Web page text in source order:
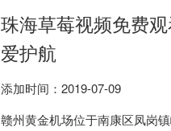
珠海草莓视频免费
爱护航
添加时间：2019-07-09
赣州黄金机场位于南康区凤岗镇峨